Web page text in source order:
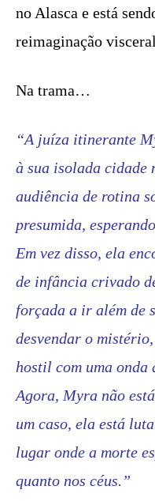
no Alasca e está
reimaginação
Na trama…
“A juíza itinerante
à sua isolada cidade
audiência de rotina
presumida,
Em vez disso, ela
de infância crivado
forçada a ir além de
desvendar o
hostil com uma onda
Agora, Myra não
um caso, ela está
lugar onde a morte
quanto nos céus.”